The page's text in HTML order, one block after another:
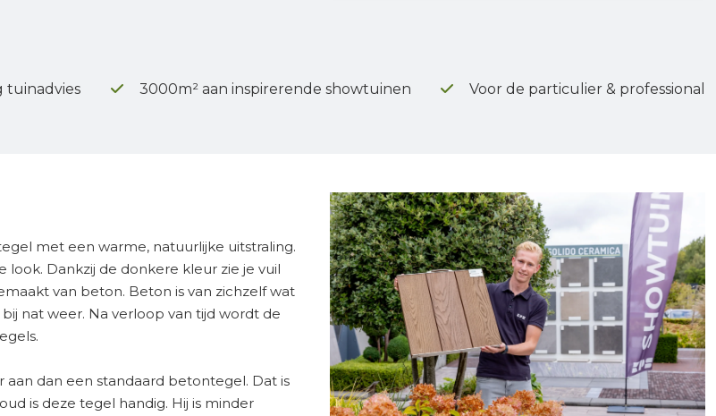
tuinadvies 3000m² aan inspirerende showtuinen Voor de particulier & professional
met een warme, natuurlijke uitstraling.
Dankzij de donkere kleur zie je vuil
van beton. Beton is van zichzelf wat
nat weer. Na verloop van tijd wordt de
dan een standaard betontegel. Dat is
is deze tegel handig. Hij is minder